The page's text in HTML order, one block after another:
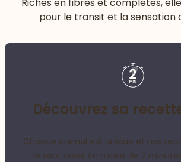
pour le transit et la sensation
Découvrez sa
Chaque animal est unique et nos
le sont aussi. En moins de 2